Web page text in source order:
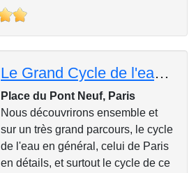
Le Grand Cycle de l'eau à Paris : les Fontaines de la capitale
Place du Pont Neuf, Paris
Nous découvrirons ensemble et
sur un très grand parcours, le cycle
de l'eau en général, celui de Paris
en détails, et surtout le cycle de ce